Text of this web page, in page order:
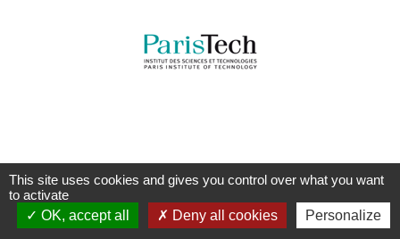
This site uses cookies and gives you control over what you want
to activate
OK, accept all
Deny all cookies Personalize